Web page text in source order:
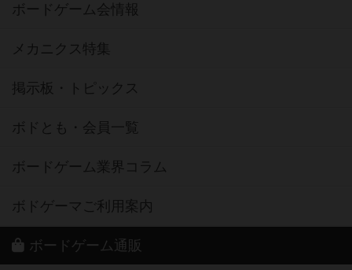
ボードゲーム会情報
メカニクス特集
掲示板・トピックス
ボドとも・会員一覧
ボードゲーム業界コラム
ボドゲーマご利用案内
ボードゲーム通販